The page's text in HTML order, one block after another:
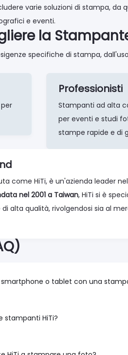
varie soluzioni di stampa, da
e eventi.
la
specifiche di stampa,
Professionisti
Stampanti ad alta
per eventi e studi
stampe rapide e di
come HiTi, è un'azienda leader
nel 2001 a Taiwan, HiTi si è
alta qualità, rivolgendosi sia al
o tablet con una
stampanti HiTi?